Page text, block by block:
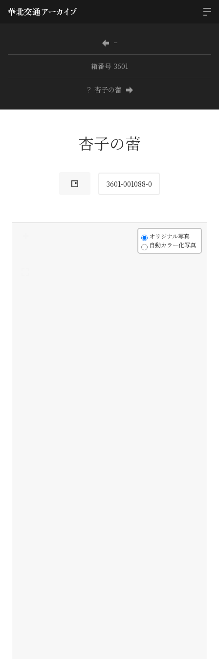
−
箱番号 3601
？ 杏子の蕾
杏子の蕾
3601-001088-0
オリジナル写真
自動カラー化写真